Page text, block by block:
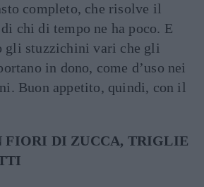
completo, che risolve il
chi di tempo ne ha poco. E
gli stuzzichini vari che gli
in dono, come d’uso nei
Buon appetito, quindi, con il
FIORI DI ZUCCA, TRIGLIE